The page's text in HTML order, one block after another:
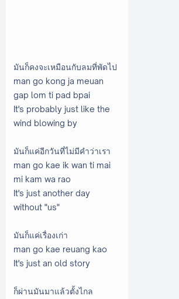
มันก็คงจะเหมือนกับลมที่พัดไป
man go kong ja meuan
gap lom ti pad bpai
It's probably just like the
wind blowing by
มันก็แค่อีกวันที่ไม่มีคำว่าเรา
man go kae ik wan ti mai
mi kam wa rao
It's just another day
without "us"
มันก็แค่เรื่องเก่า
man go kae reuang kao
It's just an old story
ก็ผ่านมันมาแล้วตั้งไกล